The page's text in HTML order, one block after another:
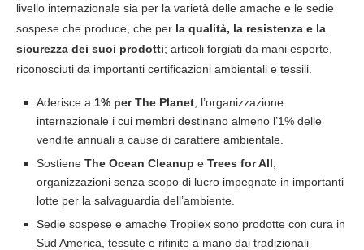
livello internazionale sia per la varietà delle amache e le sedie
sospese che produce, che per la qualità, la resistenza e la
sicurezza dei suoi prodotti; articoli forgiati da mani esperte,
riconosciuti da importanti certificazioni ambientali e tessili.
Aderisce a 1% per The Planet , l’organizzazione
internazionale i cui membri destinano almeno l’1% delle
vendite annuali a cause di carattere ambientale.
Sostiene The Ocean Cleanup e Trees for All
organizzazioni senza scopo di lucro impegnate in importanti
lotte per la salvaguardia dell’ambiente.
Sedie sospese e amache Tropilex sono prodotte con cura in
Sud America, tessute e rifinite a mano dai tradizionali